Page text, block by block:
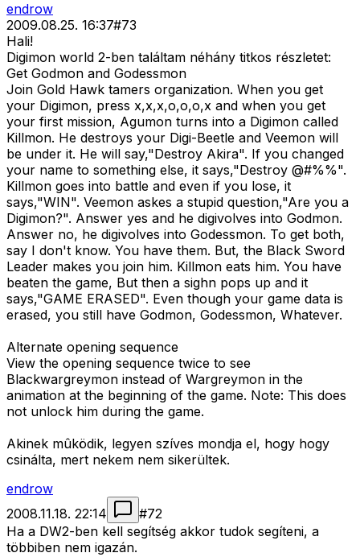
endrow
2009.08.25. 16:37#73
Hali!
Digimon world 2-ben találtam néhány titkos részletet:
Get Godmon and Godessmon
Join Gold Hawk tamers organization. When you get
your Digimon, press x,x,x,o,o,o,x and when you get
your first mission, Agumon turns into a Digimon called
Killmon. He destroys your Digi-Beetle and Veemon will
be under it. He will say,"Destroy Akira". If you changed
your name to something else, it says,"Destroy @#%%".
Killmon goes into battle and even if you lose, it
says,"WIN". Veemon askes a stupid question,"Are you a
Digimon?". Answer yes and he digivolves into Godmon.
Answer no, he digivolves into Godessmon. To get both,
say I don't know. You have them. But, the Black Sword
Leader makes you join him. Killmon eats him. You have
beaten the game, But then a sighn pops up and it
says,"GAME ERASED". Even though your game data is
erased, you still have Godmon, Godessmon, Whatever.
Alternate opening sequence
View the opening sequence twice to see
Blackwargreymon instead of Wargreymon in the
animation at the beginning of the game. Note: This does
not unlock him during the game.
Akinek mûködik, legyen szíves mondja el, hogy hogy
csinálta, mert nekem nem sikerültek.
endrow
2008.11.18. 22:14
#72
Ha a DW2-ben kell segítség akkor tudok segíteni, a
többiben nem igazán.